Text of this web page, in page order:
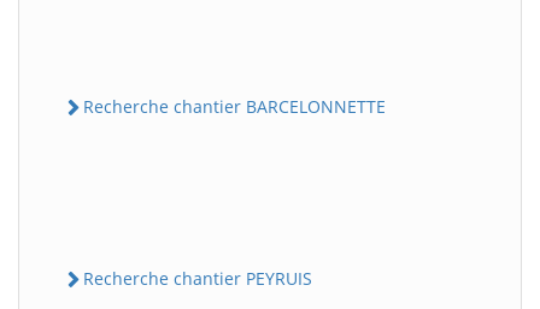
Recherche chantier BARCELONNETTE
Recherche chantier PEYRUIS